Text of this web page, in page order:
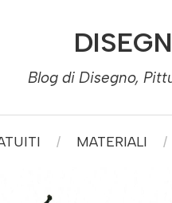
Blog di Disegno,
MATERIALI